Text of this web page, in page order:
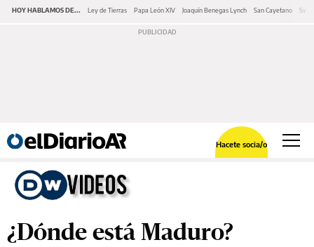
HOY HABLAMOS DE... Ley de Tierras Papa León XIV Joaquín Benegas Lynch San Cayetano
Hacete socia/o
¿Dónde está Maduro?